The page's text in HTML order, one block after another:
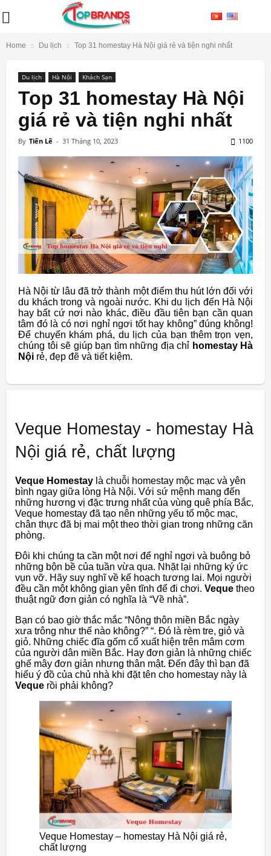
Home Du lịch Top 31 homestay Hà Nội giá rẻ và tiện nghi nhất
Du lịch Hà Nội Khách Sạn
Top 31 homestay Hà Nội
giá rẻ và tiện nghi nhất
By Tiến Lê - 31 Tháng 10, 2023 1100
Hà Nội từ lâu đã trở thành một điểm thu hút lớn đối với
du khách trong và ngoài nước. Khi du lịch đến Hà Nội
hay bất cứ nơi nào khác, điều đầu tiên bạn cần quan
tâm đó là có nơi nghỉ ngơi tốt hay không” đúng không!
Để chuyến khám phá, du lịch của bạn thêm trọn vẹn,
chúng tôi sẽ giúp bạn tìm những địa chỉ homestay Hà
Nội rẻ, đẹp đẽ và tiết kiệm.
Veque Homestay - homestay Hà
Nội giá rẻ, chất lượng
Veque Homestay là chuỗi homestay mộc mạc và yên
bình ngay giữa lòng Hà Nội. Với sứ mệnh mang đến
những hương vị đặc trưng nhất của vùng quê phía Bắc,
Veque homestay đã tạo nên những yếu tố mộc mạc,
chân thực đã bị mai một theo thời gian trong những căn
phòng.
Đôi khi chúng ta cần một nơi để nghỉ ngơi và buông bỏ
những bộn bề của tuần vừa qua. Nhặt lại những ký ức
vụn vỡ. Hãy suy nghĩ về kế hoạch tương lai. Mọi người
đều cần một không gian yên tĩnh để đi chơi. Veque theo
thuật ngữ đơn giản có nghĩa là “Về nhà”.
Bạn có bao giờ thắc mắc “Nông thôn miền Bắc ngày
xưa trông như thế nào không?” “. Đó là rèm tre, giỏ và
giỏ. Những chiếc đĩa gốm cổ xuất hiện trên mâm cơm
của người dân miền Bắc. Hay đơn giản là những chiếc
ghế mây đơn giản nhưng thân mật. Đến đây thì bạn đã
hiểu ý đồ của chủ nhà khi đặt tên cho homestay này là
Veque rồi phải không?
Veque Homestay – homestay Hà Nội giá rẻ,
chất lượng